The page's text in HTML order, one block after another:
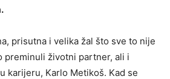
prisutna i velika žal što sve to nije
preminuli životni partner, ali i
karijeru, Karlo Metikoš. Kad se